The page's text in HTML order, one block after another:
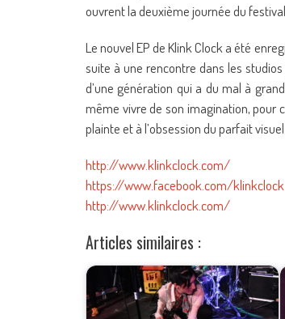
ouvrent la deuxième journée du
Le nouvel EP de Klink Clock a été
suite à une rencontre dans les
d’une génération qui a du mal à
même vivre de son imagination, pour
plainte et à l’obsession du parfait
http://www.klinkclock.com/
https://www.facebook.com/klinkclock
http://www.klinkclock.com/
Articles similaires :